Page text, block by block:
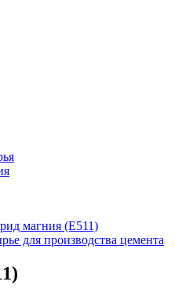
для производства цемента